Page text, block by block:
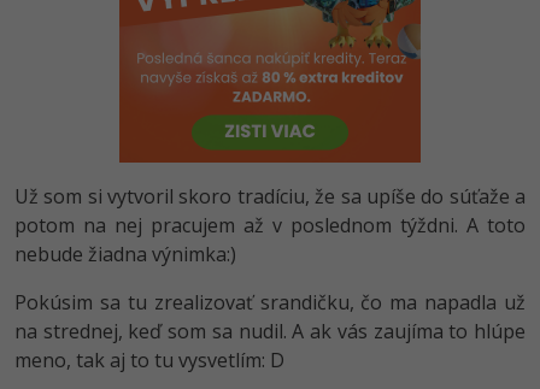
C# .NET -80%
Python -80%
JavaScript -80%
PHP -80%
C++ -80%
Swift -80%
Kotlin -80%
Už som si vytvoril skoro tradíciu, že sa upíše do súťaže a
potom na nej pracujem až v poslednom týždni. A toto
nebude žiadna výnimka:)
Pokúsim sa tu zrealizovať srandičku, čo ma napadla už
na strednej, keď som sa nudil. A ak vás zaujíma to hlúpe
meno, tak aj to tu vysvetlím: D